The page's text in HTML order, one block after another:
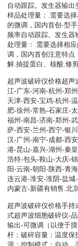
自动跟踪。发生器输
样品处理量：.需要选
的微调，国内首创-型
频率自动跟踪。发生器
处理量：.需要选择相
调，国内首创注意特点
解.抽提蛋白、核酸.修
超声波破碎仪价格超
江-广东-河南-杭州-郑
天津-西安-宝鸡-杭州-
肥-徐州-常熟-石家庄-
福州-南昌-济南-郑州-
萨-西安-兰州-西宁-银
汉-广州-南宁-成都-西
港-昆山-嘉兴-湖州-秦
浩特-包头-鞍山-大庆-
阳-云南-朝阳-陕西-青
连云港-淮安-淮阴-盐
内蒙古-新疆有销售.北京
超声波破碎仪价格手
式超声波细胞破碎仪-
输出-可微调（以便于
杆：破碎容量：温度保